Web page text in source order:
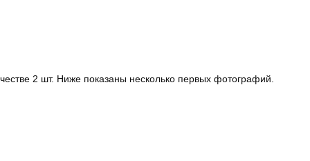
2 шт. Ниже показаны несколько первых фотографий.